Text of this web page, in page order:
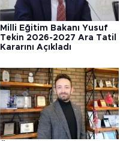
Milli Eğitim Bakanı Yusuf
Tekin 2026-2027 Ara Tatil
Kararını Açıkladı